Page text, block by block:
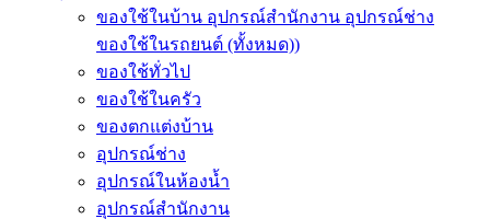
ของใช้ในบ้าน อุปกรณ์สำนักงาน อุปกรณ์ช่าง
ของใช้ในรถยนต์ (ทั้งหมด))
ของใช้ทั่วไป
ของใช้ในครัว
ของตกแต่งบ้าน
อุปกรณ์ช่าง
อุปกรณ์ในห้องน้ำ
อุปกรณ์สำนักงาน